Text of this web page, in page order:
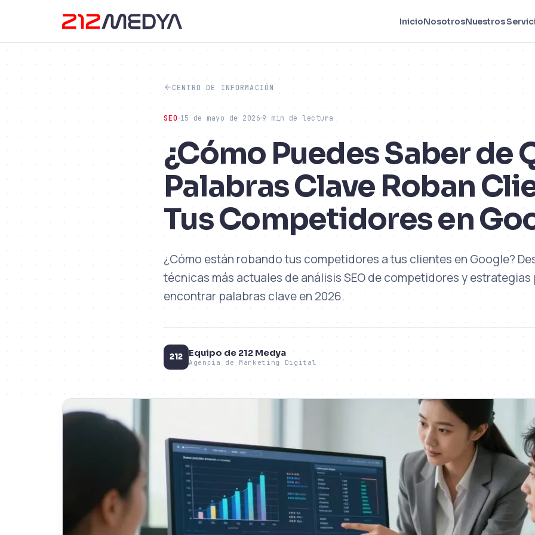
InicioNosotrosNuestros
CENTRO DE INFORMACIÓN
SEO 15 de mayo de 2026 9 min de lectura
¿Cómo Puedes Saber de
Palabras Clave Roban
Tus Competidores en
¿Cómo están robando tus competidores a tus clientes en Google?
técnicas más actuales de análisis SEO de competidores y estrategias
encontrar palabras clave en 2026.
212 Equipo de 212 Medya
Agencia de Marketing Digital